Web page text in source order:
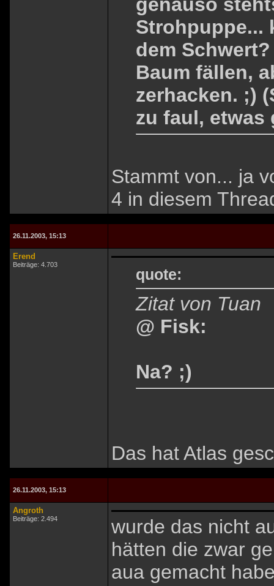
genauso
Strohpuppe...
dem
Baum fällen,
zerhacken. ;)
zu faul, etwas
Stammt von... ja
4 in diesem
26.11.2003, 15:13
Erend
Beiträge: 4.703
quote:
Zitat von Tuan
@ Fisk:
Na? ;)
Das hat Atlas
26.11.2003, 15:13
Angroth
Beiträge: 2.494
wurde das nicht
hätten die zwar
aua gemacht